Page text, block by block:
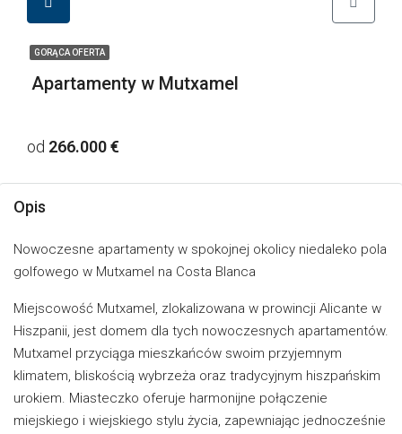
GORĄCA OFERTA
Apartamenty w Mutxamel
od 266.000 €
Opis
Nowoczesne apartamenty w spokojnej okolicy niedaleko pola
golfowego w Mutxamel na Costa Blanca
Miejscowość Mutxamel, zlokalizowana w prowincji Alicante w
Hiszpanii, jest domem dla tych nowoczesnych apartamentów.
Mutxamel przyciąga mieszkańców swoim przyjemnym
klimatem, bliskością wybrzeża oraz tradycyjnym hiszpańskim
urokiem. Miasteczko oferuje harmonijne połączenie
miejskiego i wiejskiego stylu życia, zapewniając jednocześnie